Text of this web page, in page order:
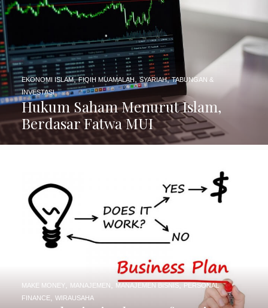
Hukum Saham Menurut Islam,
Berdasar Fatwa MUI
EKONOMI ISLAM,FIQIH MUAMALAH SYARIAH,TABUNGAN &
INVESTASI
MAKE MONEY, MANAJEMEN , MANAJEMEN BISNIS,PERSONAL
FINANCE, WIRAUSAHA